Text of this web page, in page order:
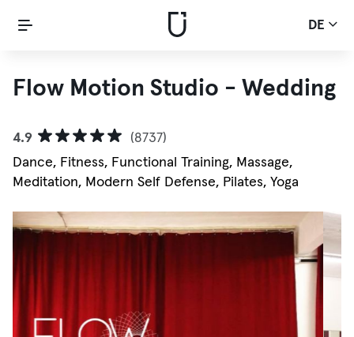
DE
Flow Motion Studio - Wedding
4.9
(8737)
Dance, Fitness, Functional Training, Massage,
Meditation, Modern Self Defense, Pilates, Yoga